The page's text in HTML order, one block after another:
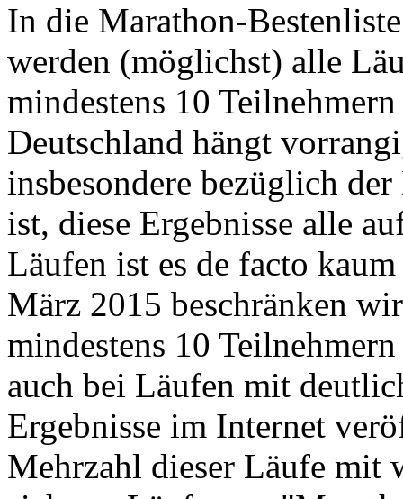
In die Marathon-
werden (möglichst) alle
mindestens 10
Deutschland hängt
insbesondere bezüglich
ist, diese Ergebnisse alle
Läufen ist es de facto
März 2015 beschränken
mindestens 10
auch bei Läufen mit
Ergebnisse im Internet
Mehrzahl dieser Läufe mit